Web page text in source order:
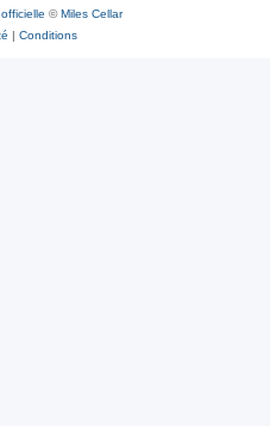
©Miles Cellar
| Conditions